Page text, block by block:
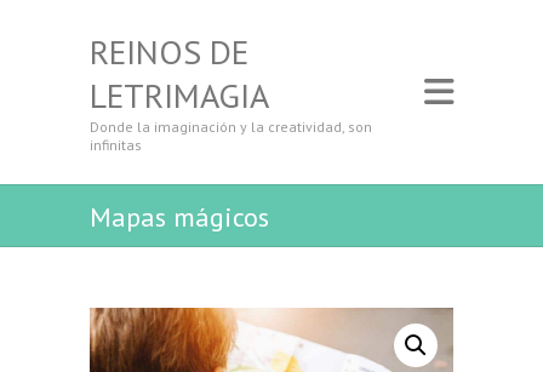
REINOS DE
LETRIMAGIA
Donde la imaginación y la creatividad, son
infinitas
Mapas mágicos